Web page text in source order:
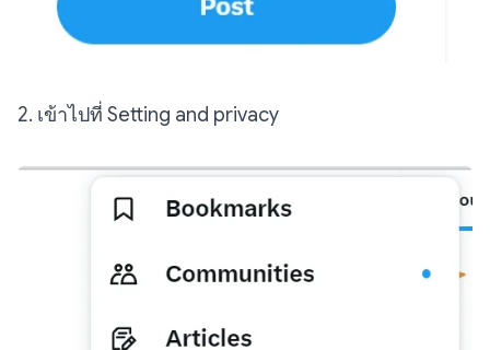
2. เข้าไปที่ Setting and privacy